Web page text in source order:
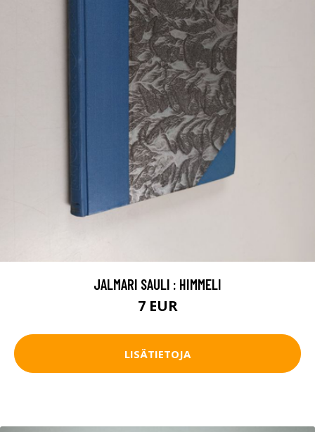
JALMARI SAULI : HIMMELI
7 EUR
LISÄTIETOJA